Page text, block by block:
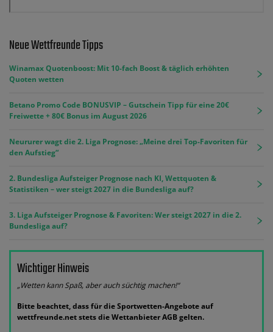
Neue Wettfreunde Tipps
Winamax Quotenboost: Mit 10-fach Boost & täglich erhöhten
Quoten wetten
Betano Promo Code BONUSVIP – Gutschein Tipp für eine 20€
Freiwette + 80€ Bonus im August 2026
Neururer wagt die 2. Liga Prognose: „Meine drei Top-Favoriten für
den Aufstieg“
2. Bundesliga Aufsteiger Prognose nach KI, Wettquoten &
Statistiken – wer steigt 2027 in die Bundesliga auf?
3. Liga Aufsteiger Prognose & Favoriten: Wer steigt 2027 in die 2.
Bundesliga auf?
Wichtiger Hinweis
„Wetten kann Spaß, aber auch süchtig machen!“
Bitte beachtet, dass für die Sportwetten-Angebote auf
wettfreunde.net stets die Wettanbieter AGB gelten.